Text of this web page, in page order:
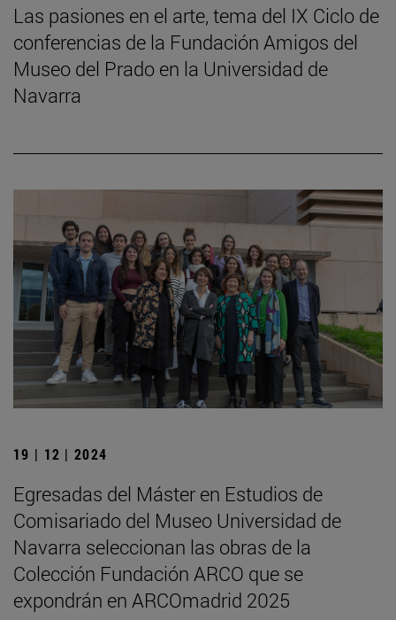
Las pasiones en el arte, tema del IX Ciclo de
conferencias de la Fundación Amigos del
Museo del Prado en la Universidad de
Navarra
19 | 12 | 2024
Egresadas del Máster en Estudios de
Comisariado del Museo Universidad de
Navarra seleccionan las obras de la
Colección Fundación ARCO que se
expondrán en ARCOmadrid 2025